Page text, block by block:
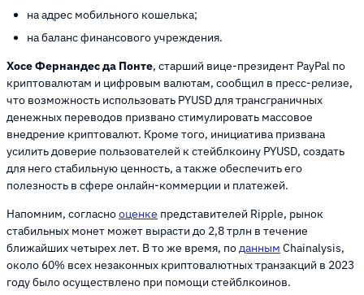
на адрес мобильного кошелька;
на баланс финансового учреждения.
Хосе Фернандес да Понте, старший вице-президент PayPal по
криптовалютам и цифровым валютам, сообщил в пресс-релизе,
что возможность использовать PYUSD для трансграничных
денежных переводов призвано стимулировать массовое
внедрение криптовалют. Кроме того, инициатива призвана
усилить доверие пользователей к стейблкоину PYUSD, создать
для него стабильную ценность, а также обеспечить его
полезность в сфере онлайн-коммерции и платежей.
Напомним, согласнооценке представителей Ripple, рынок
стабильных монет может вырасти до 2,8 трлн в течение
ближайших четырех лет. В то же время, поданным Chainalysis,
около 60% всех незаконных криптовалютных транзакций в 2023
году было осуществлено при помощи стейблкоинов.